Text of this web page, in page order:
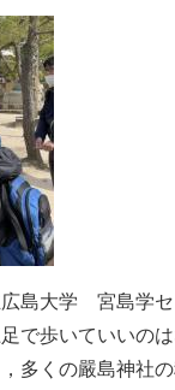
島大学 宮島学
で歩いていいの
多くの嚴島神社